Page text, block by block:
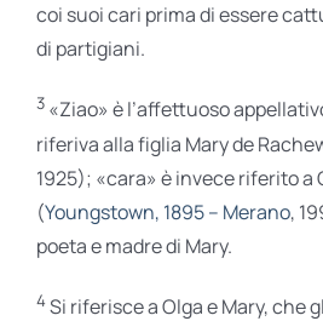
coi suoi cari prima di essere
di partigiani.
3 «Ziao» è l’affettuoso
riferiva alla figlia Mary de
1925); «cara» è invece riferito a
(Youngstown, 1895 – Merano,
poeta e madre di Mary.
4Si riferisce a Olga e Mary, che